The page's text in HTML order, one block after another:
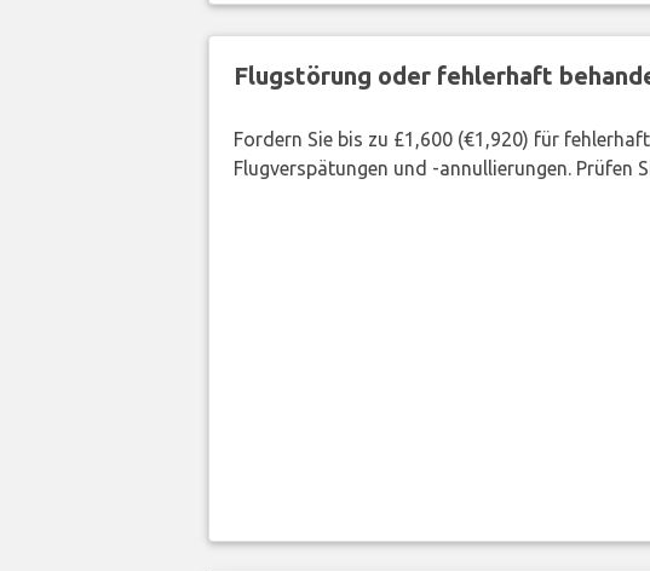
Flugstörung oder fehlerhaft
Fordern Sie bis zu £1,600 (€1,920) für
Flugverspätungen und -annullierungen. Prüfen